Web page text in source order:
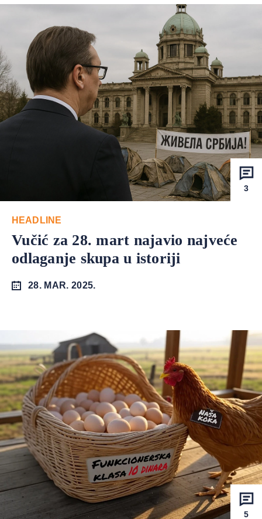
3
HEADLINE
Vučić za 28. mart najavio najveće
odlaganje skupa u istoriji
28. MAR. 2025.
5